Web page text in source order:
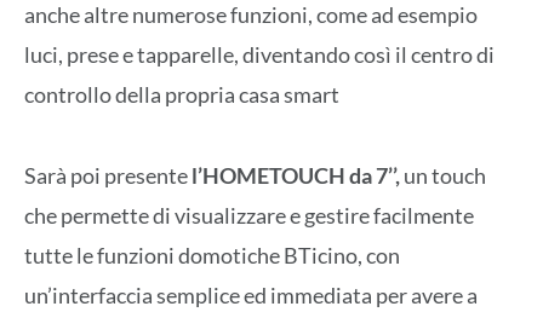
anche altre numerose funzioni, come ad esempio
luci, prese e tapparelle, diventando così il centro di
controllo della propria casa smart
Sarà poi presentel’HOMETOUCH da 7’’,un touch
che permette di visualizzare e gestire facilmente
tutte le funzioni domotiche BTicino, con
un’interfaccia semplice ed immediata per avere a